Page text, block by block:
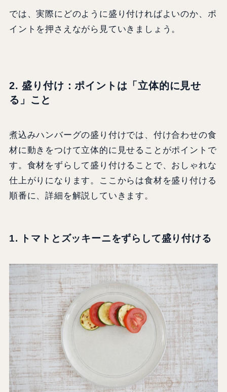
では、実際にどのように盛り付ければよいのか、ポ
イントを押さえながら見ていきましょう。
2. 盛り付け：ポイントは「立体的に見せ
る」こと
煮込みハンバーグの盛り付けでは、付け合わせの食
材に動きをつけて立体的に見せることがポイントで
す。食材をずらして盛り付けることで、おしゃれな
仕上がりになります。ここからは食材を盛り付ける
順番に、詳細を解説していきます。
1. トマトとズッキーニをずらして盛り付ける